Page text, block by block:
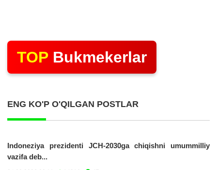
TOP Bukmekerlar
ENG KO'P O'QILGAN POSTLAR
Indoneziya prezidenti JCH-2030ga chiqishni umummilliy
vazifa deb...